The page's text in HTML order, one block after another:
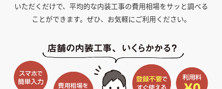
いただくだけで、平均的な内装工事の費用相場をサッと調べる
ことができます。ぜひ、お気軽にご利用ください。